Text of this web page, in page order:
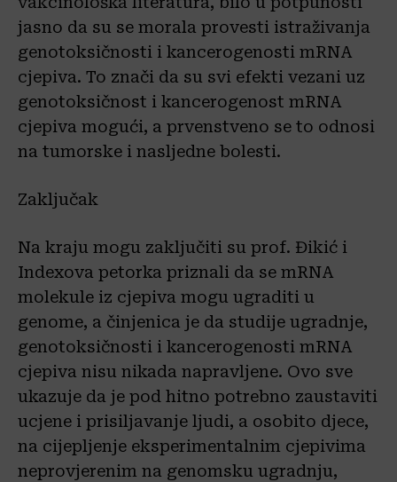
jasno da su se morala provesti istraživanja
genotoksičnosti i kancerogenosti mRNA
cjepiva. To znači da su svi efekti vezani uz
genotoksičnost i kancerogenost mRNA
cjepiva mogući, a prvenstveno se to odnosi
na tumorske i nasljedne bolesti.
Zaključak
Na kraju mogu zaključiti su prof. Đikić i
Indexova petorka priznali da se mRNA
molekule iz cjepiva mogu ugraditi u
genome, a činjenica je da studije ugradnje,
genotoksičnosti i kancerogenosti mRNA
cjepiva nisu nikada napravljene. Ovo sve
ukazuje da je pod hitno potrebno zaustaviti
ucjene i prisiljavanje ljudi, a osobito djece,
na cijepljenje eksperimentalnim cjepivima
neprovjerenim na genomsku ugradnju,